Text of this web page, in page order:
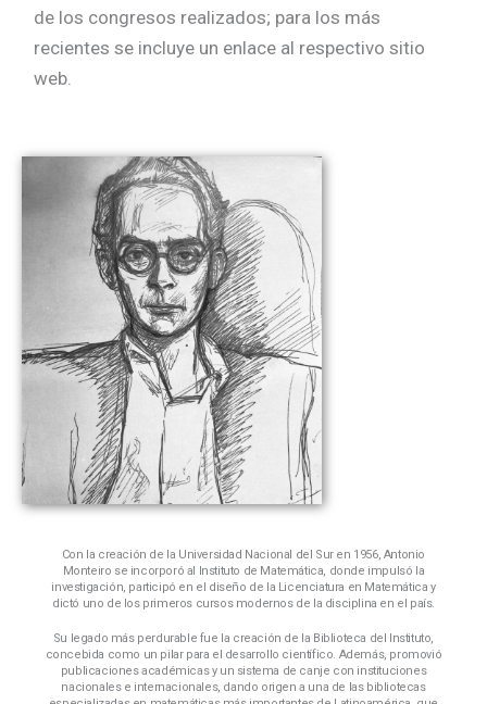
de los congresos realizados; para los más
recientes se incluye un enlace al respectivo sitio
web.
Con la creación de la Universidad Nacional del Sur en 1956, Antonio
Monteiro se incorporó al Instituto de Matemática, donde impulsó la
investigación, participó en el diseño de la Licenciatura en Matemática y
dictó uno de los primeros cursos modernos de la disciplina en el país.
Su legado más perdurable fue la creación de la Biblioteca del Instituto,
concebida como un pilar para el desarrollo científico. Además, promovió
publicaciones académicas y un sistema de canje con instituciones
nacionales e internacionales, dando origen a una de las bibliotecas